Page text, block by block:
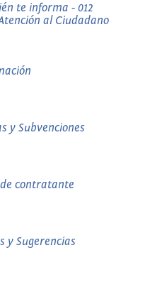
te informa - 012
al Ciudadano
y Subvenciones
contratante
y Sugerencias